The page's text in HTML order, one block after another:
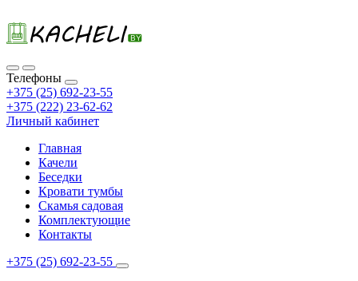
Телефоны
+375 (25) 692-23-55
+375 (222) 23-62-62
Личный кабинет
Главная
Качели
Беседки
Кровати тумбы
Скамья садовая
Комплектующие
Контакты
+375 (25) 692-23-55